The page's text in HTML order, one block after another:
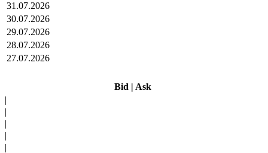
31.07.2026
30.07.2026
29.07.2026
28.07.2026
27.07.2026
Bid | Ask
|
|
|
|
|